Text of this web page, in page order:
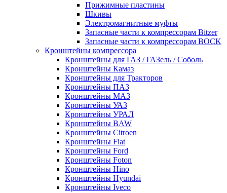
Прижимные пластины
Шкивы
Электромагнитные муфты
Запасные части к компрессорам Bitzer
Запасные части к компрессорам BOCK
Кронштейны компрессора
Кронштейны для ГАЗ / ГАЗель / Соболь
Кронштейны Камаз
Кронштейны для Тракторов
Кронштейны ПАЗ
Кронштейны МАЗ
Кронштейны УАЗ
Кронштейны УРАЛ
Кронштейны BAW
Кронштейны Citroen
Кронштейны Fiat
Кронштейны Ford
Кронштейны Foton
Кронштейны Hino
Кронштейны Hyundai
Кронштейны Iveco